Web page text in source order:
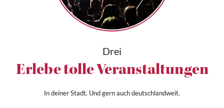
Drei
Erlebe tolle Veranstaltungen
In deiner Stadt. Und gern auch deutschlandweit.